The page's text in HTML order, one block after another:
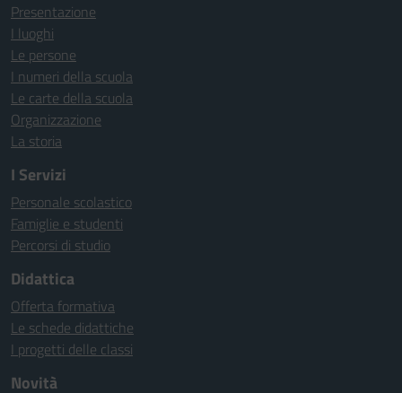
Presentazione
I luoghi
Le persone
I numeri della scuola
Le carte della scuola
Organizzazione
La storia
I Servizi
Personale scolastico
Famiglie e studenti
Percorsi di studio
Didattica
Offerta formativa
Le schede didattiche
I progetti delle classi
Novità